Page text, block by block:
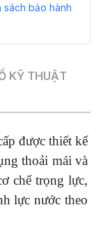
sách bảo hành
KỸ THUẬT
được thiết kế
thoải mái và
chế trọng lực,
lực nước theo